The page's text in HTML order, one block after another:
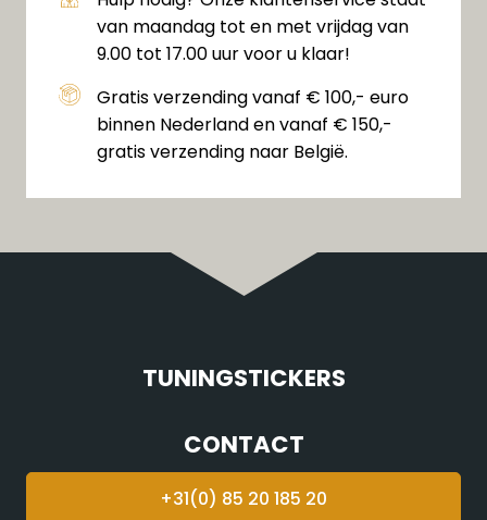
van maandag tot en met vrijdag van
9.00 tot 17.00 uur voor u klaar!
Gratis verzending vanaf € 100,- euro
binnen Nederland en vanaf € 150,-
gratis verzending naar België.
TUNINGSTICKERS
CONTACT
+31(0) 85 20 185 20